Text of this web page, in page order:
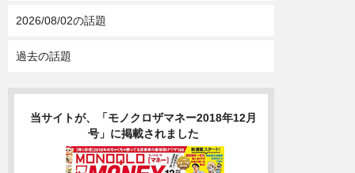
2026/08/02の話題
過去の話題
当サイトが、「モノクロザマネー2018年12月
号」に掲載されました